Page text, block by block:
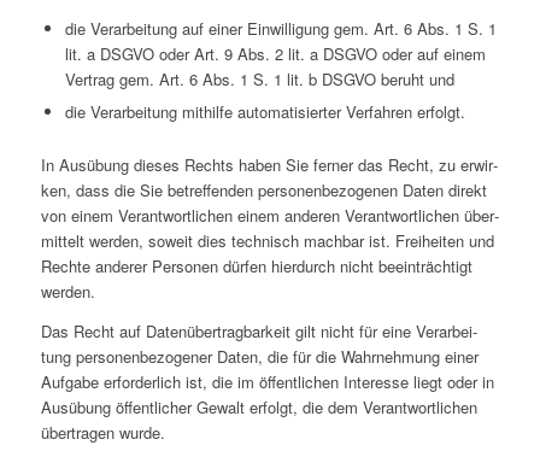
die Ver­ar­bei­tung auf einer Ein­wil­li­gung gem. Art. 6 Abs. 1 S. 1
lit. a DSGVO oder Art. 9 Abs. 2 lit. a DSGVO oder auf einem
Vertrag gem. Art. 6 Abs. 1 S. 1 lit. b DSGVO beruht und
die Ver­ar­bei­tung mit­hilfe auto­ma­ti­sier­ter Ver­fah­ren erfolgt.
In Aus­übung dieses Rechts haben Sie ferner das Recht, zu erwir­
ken, dass die Sie betref­fen­den per­so­nen­be­zo­ge­nen Daten direkt
von einem Ver­ant­wort­li­chen einem anderen Ver­ant­wort­li­chen über­
mit­telt werden, soweit dies tech­nisch machbar ist. Frei­hei­ten und
Rechte anderer Per­so­nen dürfen hier­durch nicht beein­träch­tigt
werden.
Das Recht auf Daten­über­trag­bar­keit gilt nicht für eine Ver­ar­bei­
tung per­so­nen­be­zo­ge­ner Daten, die für die Wahr­neh­mung einer
Aufgabe erfor­der­lich ist, die im öffent­li­chen Inter­esse liegt oder in
Aus­übung öffent­li­cher Gewalt erfolgt, die dem Ver­ant­wort­li­chen
über­tra­gen wurde.